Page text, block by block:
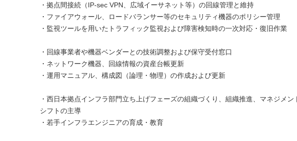
・拠点間接続（IP-sec VPN、広域イーサネット等）の回線管理と維持
・ファイアウォール、ロードバランサー等のセキュリティ機器のポリシー管理
・監視ツールを用いたトラフィック監視および障害検知時の一次対応・復旧作業
・回線事業者や機器ベンダーとの技術調整および保守受付窓口
・ネットワーク機器、回線情報の資産台帳更新
・運用マニュアル、構成図（論理・物理）の作成および更新
・西日本拠点インフラ部門立ち上げフェーズの組織づくり、組織推進、マネジメン
シフトの主導
・若手インフラエンジニアの育成・教育